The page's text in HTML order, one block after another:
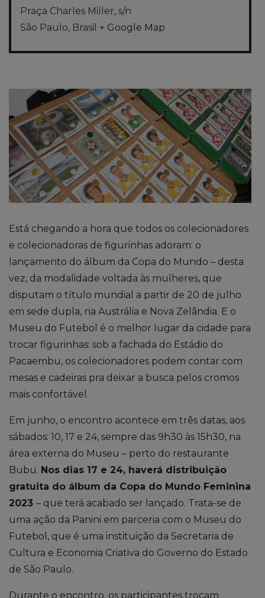
Está chegando a hora que todos os colecionadores
e colecionadoras de figurinhas adoram: o
lançamento do álbum da Copa do Mundo – desta
vez, da modalidade voltada às mulheres, que
disputam o título mundial a partir de 20 de julho
em sede dupla, na Austrália e Nova Zelândia. E o
Museu do Futebol é o melhor lugar da cidade para
trocar figurinhas: sob a fachada do Estádio do
Pacaembu, os colecionadores podem contar com
mesas e cadeiras pra deixar a busca pelos cromos
mais confortável.
Em junho, o encontro acontece em três datas, aos
sábados: 10, 17 e 24, sempre das 9h30 às 15h30, na
área externa do Museu – perto do restaurante
Bubu. Nos dias 17 e 24, haverá distribuição
gratuita do álbum da Copa do Mundo Feminina
2023 – que terá acabado ser lançado. Trata-se de
uma ação da Panini em parceria com o Museu do
Futebol, que é uma instituição da Secretaria de
Cultura e Economia Criativa do Governo do Estado
de São Paulo.
Durante o encontro, os participantes trocam
Praça Charles Miller, s/n
São Paulo, Brasil + Google Map